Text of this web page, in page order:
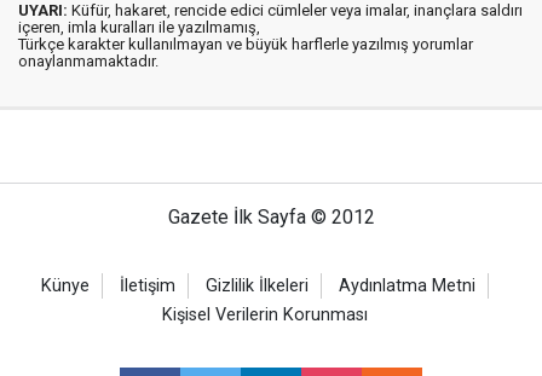
UYARI: Küfür, hakaret, rencide edici cümleler veya imalar, inançlara saldırı
içeren, imla kuralları ile yazılmamış,
Türkçe karakter kullanılmayan ve büyük harflerle yazılmış yorumlar
onaylanmamaktadır.
Gazete İlk Sayfa © 2012
Künye İletişim Gizlilik İlkeleri
Aydınlatma Metni
Kişisel Verilerin Korunması